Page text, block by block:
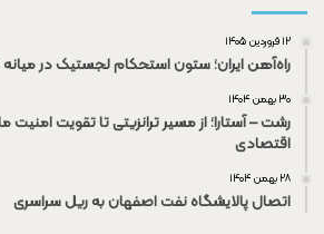
۱۲ فروردین ۱۴۰۵
راه‌آهن ایران؛ ستون استحکام لجستیک در
۳۰ بهمن ۱۴۰۴
رشت – آستارا؛ از مسیر ترانزیتی تا تقویت امنیت
اقتصادی
۲۸ بهمن ۱۴۰۴
اتصال پالایشگاه نفت اصفهان به ریل سراسری